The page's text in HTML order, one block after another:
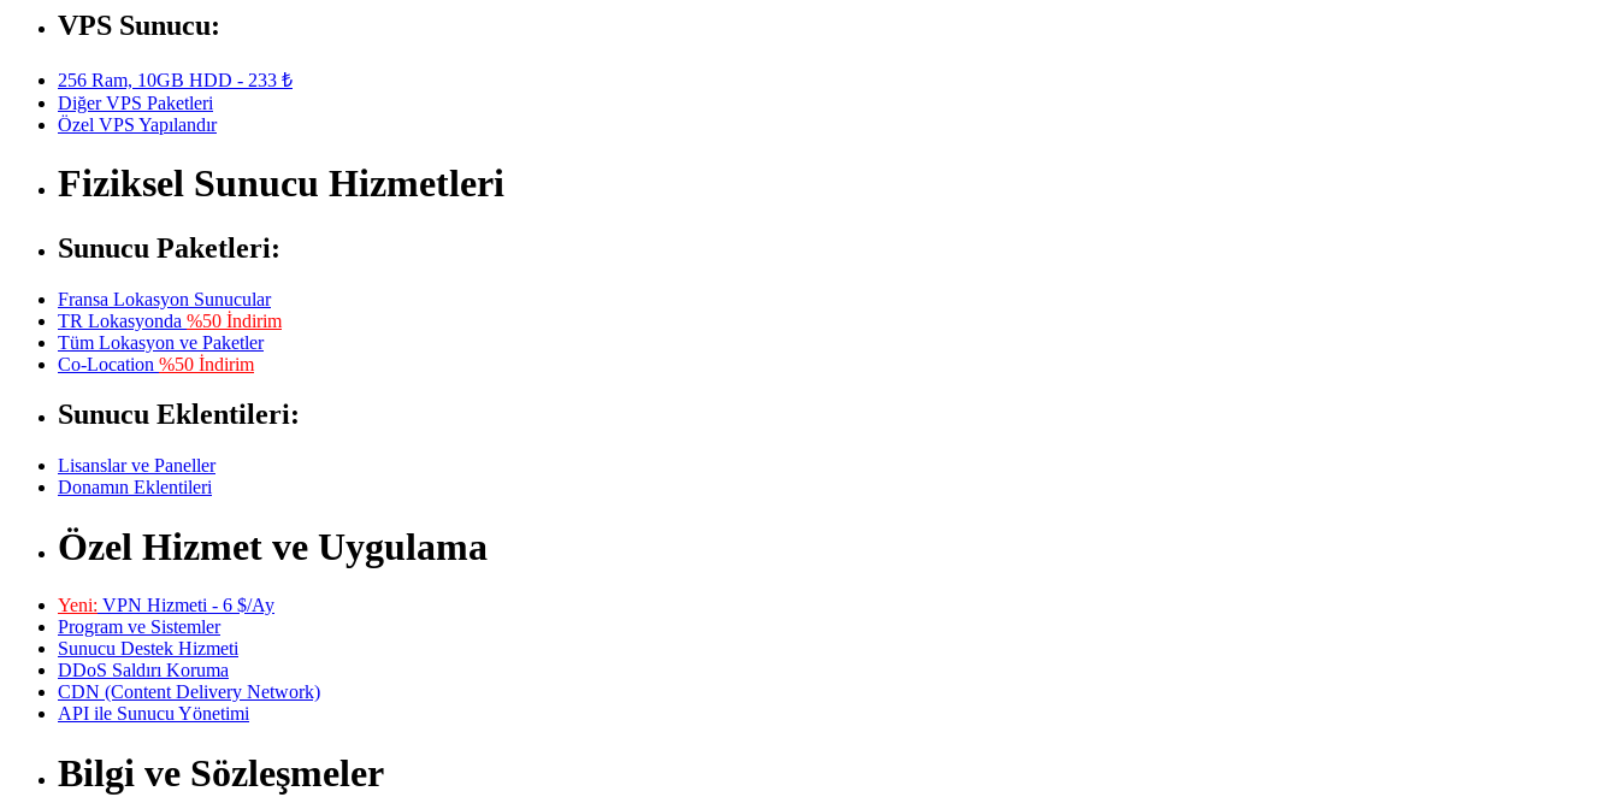
VPS Sunucu:
256 Ram, 10GB HDD - 233 ₺
Diğer VPS Paketleri
Özel VPS Yapılandır
Fiziksel Sunucu Hizmetleri
Sunucu Paketleri:
Fransa Lokasyon Sunucular
TR Lokasyonda %50 İndirim
Tüm Lokasyon ve Paketler
Co-Location %50 İndirim
Sunucu Eklentileri:
Lisanslar ve Paneller
Donamın Eklentileri
Özel Hizmet ve Uygulama
Yeni: VPN Hizmeti - 6 $/Ay
Program ve Sistemler
Sunucu Destek Hizmeti
DDoS Saldırı Koruma
CDN (Content Delivery Network)
API ile Sunucu Yönetimi
Bilgi ve Sözleşmeler